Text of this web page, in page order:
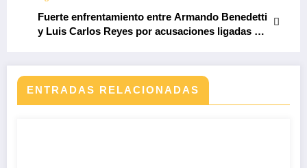
Fuerte enfrentamiento entre Armando Benedetti
y Luis Carlos Reyes por acusaciones ligadas a
ENTRADAS RELACIONADAS